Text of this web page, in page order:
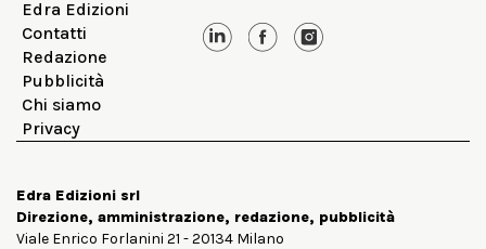
Edra Edizioni
Contatti
Redazione
Pubblicità
Chi siamo
Privacy
Edra Edizioni srl
Direzione, amministrazione, redazione, pubblicità
Viale Enrico Forlanini 21 - 20134 Milano